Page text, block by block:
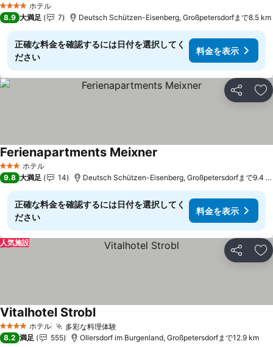
4 ホテルのランク
ホテル
8.9 大満足 7 Deutsch Schützen-Eisenberg, Großpetersdorfまで8.5 km
正確な料金を確認するには日付を選択してく
ださい
料金を表示
シェア お
3 ホテルのランク
ホテル
Ferienapartments Meixner
9.8 大満足 14 Deutsch Schützen-Eisenberg, Großpetersdorfまで9.4
正確な料金を確認するには日付を選択してく
ださい
料金を表示
シェア お
人気施設
4 ホテルのランク
ホテル 多彩な料理体験料金を表示
Vitalhotel Strobl料金を表示
8.2 満足 555 Ollersdorf im Burgenland, Großpetersdorfまで12.9 km